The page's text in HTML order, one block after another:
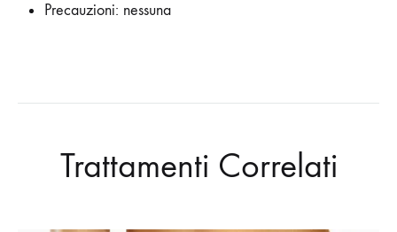
Precauzioni: nessuna
Trattamenti Correlati